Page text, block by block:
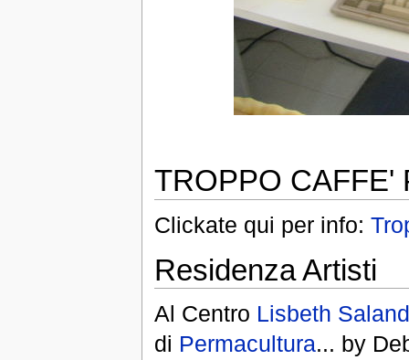
TROPPO CAFFE'
Clickate qui per info:
Residenza Artisti
Al Centro Lisbeth
di Permacultura... by